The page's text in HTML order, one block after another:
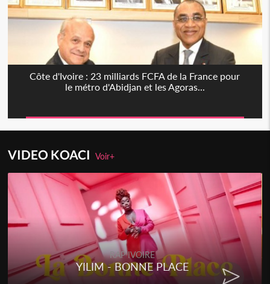
Côte d'Ivoire : 23 milliards FCFA de la France pour
le métro d'Abidjan et les Agoras...
VIDEO KOACIVoir+
RAP IVOIRE
YILIM - BONNE PLACE